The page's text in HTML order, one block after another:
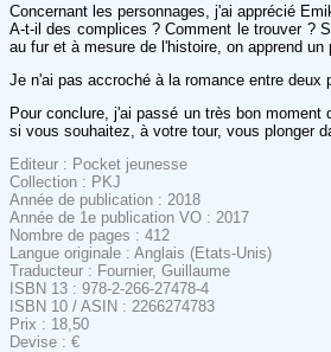
Concernant les personnages, j'ai apprécié
A-t-il des complices ? Comment le trouver ?
au fur et à mesure de l'histoire, on apprend
Je n'ai pas accroché à la romance entre deux
Pour conclure, j'ai passé un très bon
si vous souhaitez, à votre tour, vous plonger
Editeur : Pocket jeunesse
Collection : PKJ
Année de publication : 2018
Année de 1e publication VO : 2017
Nombre de pages : 412
Langue originale : Anglais (Etats-Unis)
Traducteur : Fournier, Guillaume
ISBN 13 : 978-2-266-27478-4
ISBN 10 / ASIN : 2266274783
Prix : 18,50
Devise : €